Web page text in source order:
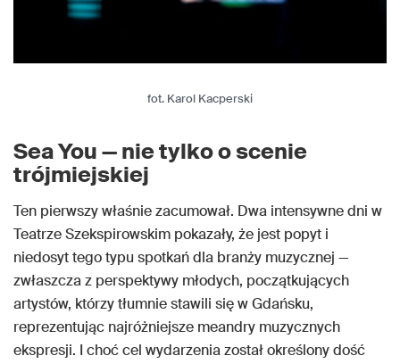
fot. Karol Kacperski
Sea You — nie tylko o scenie
trójmiejskiej
Ten pierwszy właśnie zacumował. Dwa intensywne dni w
Teatrze Szekspirowskim pokazały, że jest popyt i
niedosyt tego typu spotkań dla branży muzycznej —
zwłaszcza z perspektywy młodych, początkujących
artystów, którzy tłumnie stawili się w Gdańsku,
reprezentując najróżniejsze meandry muzycznych
ekspresji. I choć cel wydarzenia został określony dość